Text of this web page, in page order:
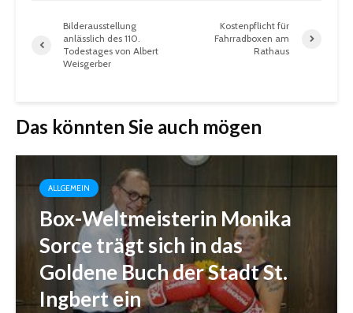
Bilderausstellung
anlässlich des 110.
Todestages von Albert
Weisgerber
Kostenpflicht für
Fahrradboxen am
Rathaus
Das könnten Sie auch mögen
ALLGEMEIN
Box-Weltmeisterin Monika
Sorce trägt sich in das
Goldene Buch der Stadt St.
Ingbert ein